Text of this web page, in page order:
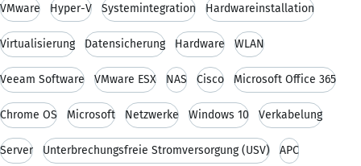
VMware Hyper-V Systemintegration Hardwareinstallation
Virtualisierung Datensicherung Hardware WLAN
Veeam Software VMware ESX NAS Cisco Microsoft Office 365
Chrome OS Microsoft Netzwerke Windows 10 Verkabelung
Server Unterbrechungsfreie Stromversorgung (USV) APC